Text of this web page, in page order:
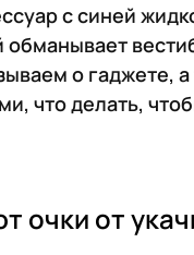
с синей
обманывает
о гаджете, а
что делать,
очки от